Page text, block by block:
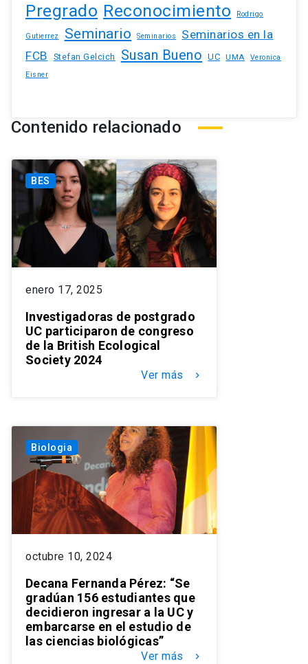
Pregrado Reconocimiento Rodrigo
Gutierrez Seminario Seminarios
Seminarios en la
FCB
Stefan Gelcich Susan Bueno UC UMA
Veronica
Eisner
Contenido relacionado
BES
enero 17, 2025
Investigadoras de postgrado
UC participaron de congreso
de la British Ecological
Society 2024
Ver más keyboard_arrow_right
Biologia
octubre 10, 2024
Decana Fernanda Pérez: “Se
gradúan 156 estudiantes que
decidieron ingresar a la UC y
embarcarse en el estudio de
las ciencias biológicas”
Ver más keyboard_arrow_right